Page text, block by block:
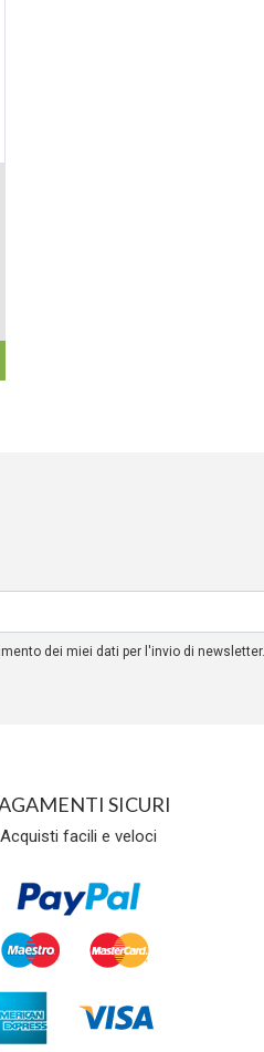
dei miei dati per l'invio di newsletter.
SICURI
Acquisti facili e veloci